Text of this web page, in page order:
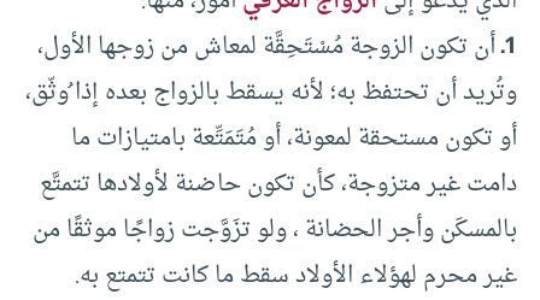
1ـأن تكون الزوجة مُسْتَحِقَّة لمعاش من زوجها الأول،
وتُريد أن تحتفظ به؛ لأنه يسقط بالزواج بعده إذا ُوثّق،
أو تكون مستحقة لمعونة، أو مُتَمَتِّعة بامتيازات ما
دامت غير متزوجة، كأن تكون حاضنة لأولادها تتمتَّع
بالمسكَن وأجر الحضانة ، ولو تزَوَّجت زواجًا موثقًا من
غير محرم لهؤلاء الأولاد سقط ما كانت تتمتع به.